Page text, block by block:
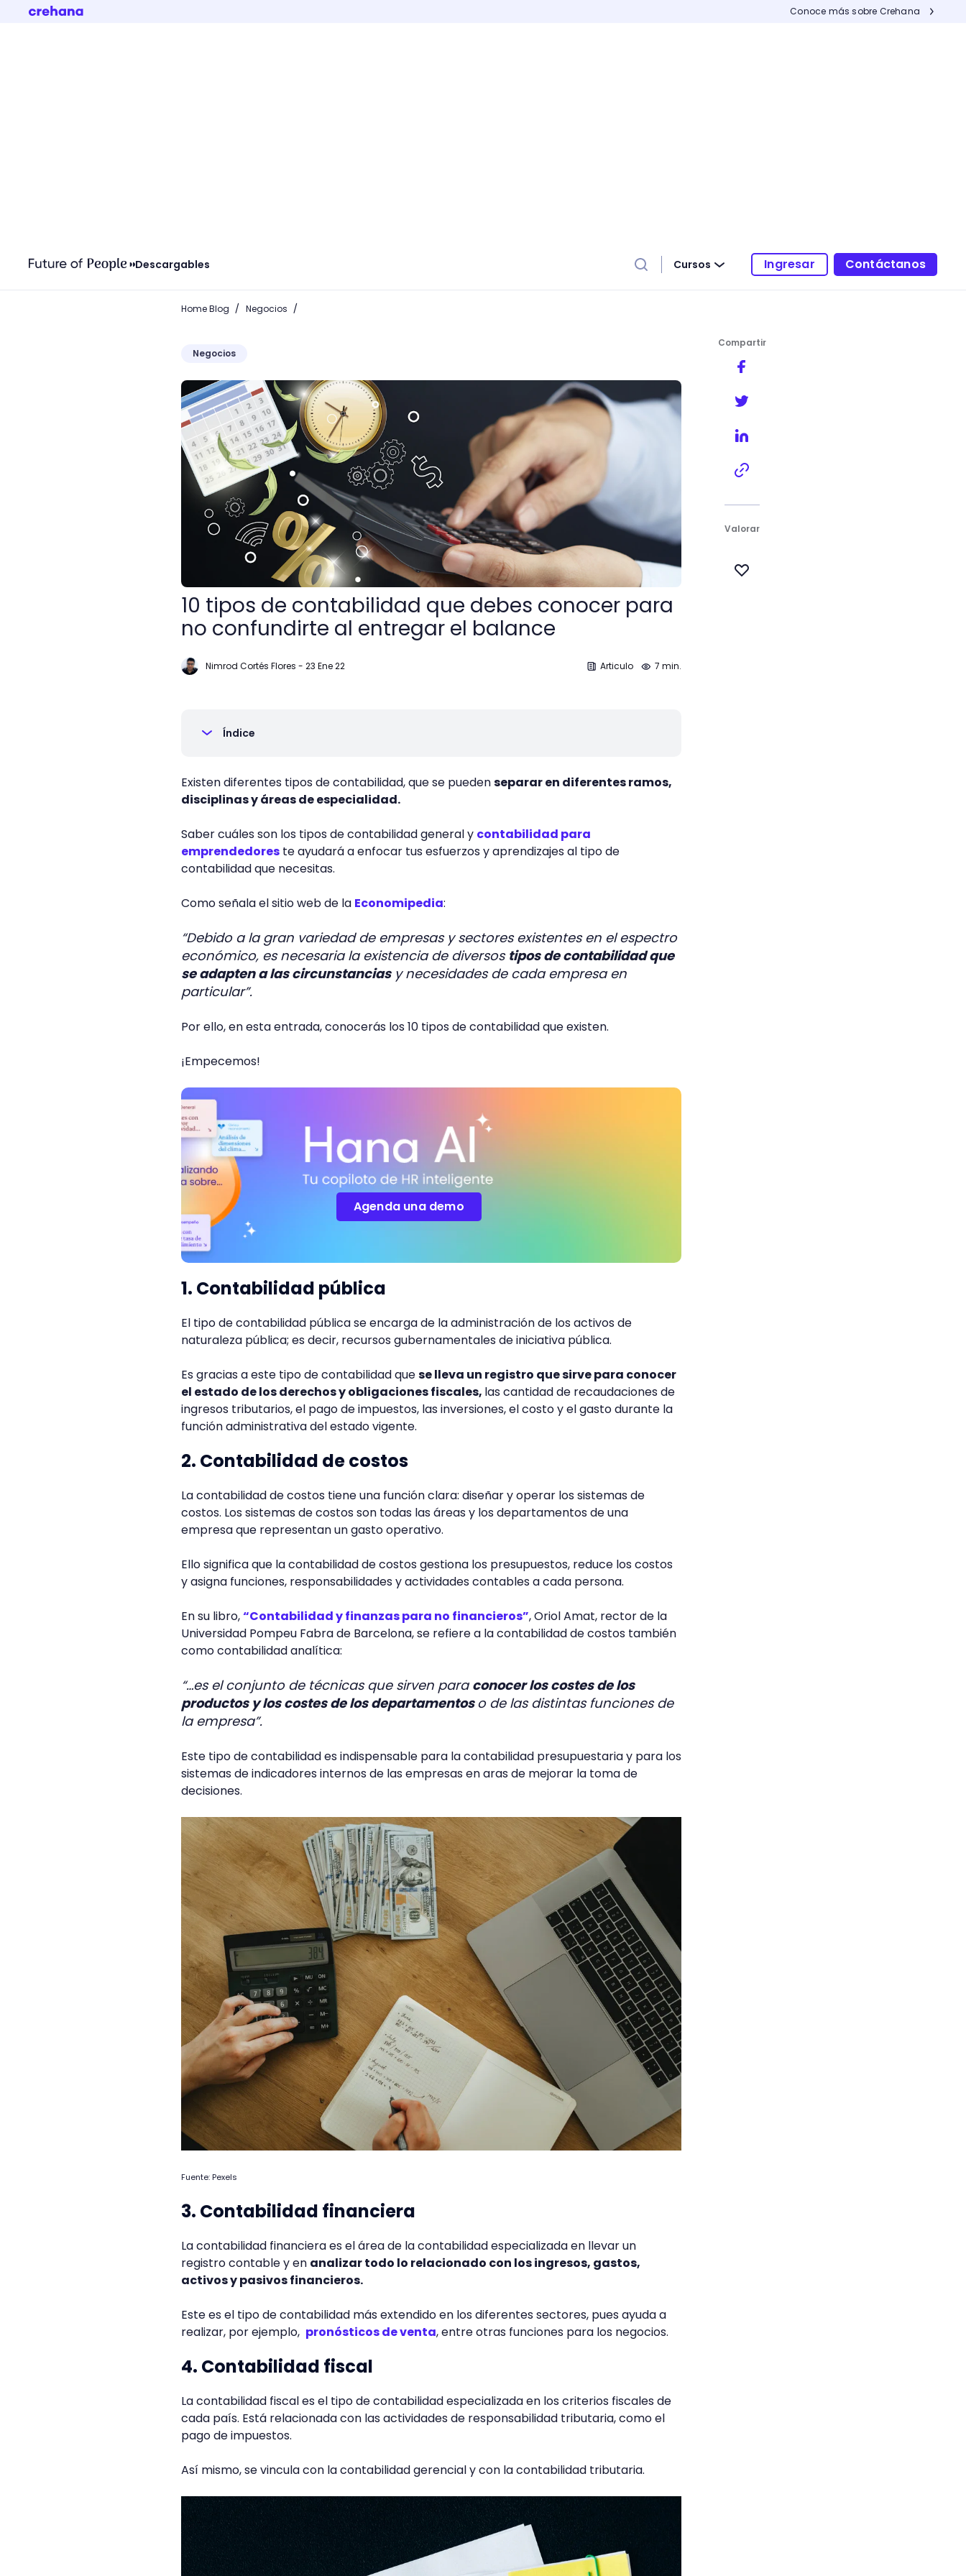
Conoce más sobre Crehana
Descargables Cursos Ingresar Contáctanos
Home Blog / Negocios /
Negocios
10 tipos de contabilidad que debes conocer para no confundirte al entregar el balance
10 tipos de contabilidad que debes conocer para
no confundirte al entregar el balance
Nimrod Cortés Flores - 23 Ene 22 Articulo 7 min.
Índice
Existen diferentes tipos de contabilidad, que se puedenseparar en diferentes ramos,
disciplinas y áreas de especialidad.
Saber cuáles son los tipos de contabilidad general y contabilidad para
emprendedores te ayudará a enfocar tus esfuerzos y aprendizajes al tipo de
contabilidad que necesitas.
Como señala el sitio web de la Economipedia:
“Debido a la gran variedad de empresas y sectores existentes en el espectro
económico, es necesaria la existencia de diversos tipos de contabilidad que
se adapten a las circunstanciasy necesidades de cada empresa en
particular”.
Por ello, en esta entrada, conocerás los 10 tipos de contabilidad que existen.
¡Empecemos!
Agenda una demo
1. Contabilidad pública
El tipo de contabilidad pública se encarga de la administración de los activos de
naturaleza pública; es decir, recursos gubernamentales de iniciativa pública.
Es gracias a este tipo de contabilidad quese lleva un registro que sirve para conocer
el estado de los derechos y obligaciones fiscales, las cantidad de recaudaciones de
ingresos tributarios, el pago de impuestos, las inversiones, el costo y el gasto durante la
función administrativa del estado vigente.
2. Contabilidad de costos
La contabilidad de costos tiene una función clara: diseñar y operar los sistemas de
costos. Los sistemas de costos son todas las áreas y los departamentos de una
empresa que representan un gasto operativo.
Ello significa que la contabilidad de costos gestiona los presupuestos, reduce los costos
y asigna funciones, responsabilidades y actividades contables a cada persona.
En su libro,“Contabilidad y finanzas para no financieros”, Oriol Amat, rector de la
Universidad Pompeu Fabra de Barcelona, se refiere a la contabilidad de costos también
como contabilidad analítica:
“…es el conjunto de técnicas que sirven paraconocer los costes de los
productos y los costes de los departamentoso de las distintas funciones de
la empresa”.
Este tipo de contabilidad es indispensable para la contabilidad presupuestaria y para los
sistemas de indicadores internos de las empresas en aras de mejorar la toma de
decisiones.
Fuente: Pexels
3. Contabilidad financiera
La contabilidad financiera es el área de la contabilidad especializada en llevar un
registro contable y en analizar todo lo relacionado con los ingresos, gastos,
activos y pasivos financieros.
Este es el tipo de contabilidad más extendido en los diferentes sectores, pues ayuda a
realizar, por ejemplo, pronósticos de venta, entre otras funciones para los negocios.
4. Contabilidad fiscal
La contabilidad fiscal es el tipo de contabilidad especializada en los criterios fiscales de
cada país. Está relacionada con las actividades de responsabilidad tributaria, como el
pago de impuestos.
Así mismo, se vincula con la contabilidad gerencial y con la contabilidad tributaria.
Compartir
Valorar